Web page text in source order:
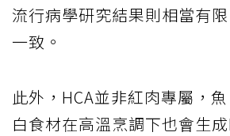
流行病學研究結果則相當有
一致。
此外，HCA並非紅肉專屬，
白食材在高溫烹調下也會生